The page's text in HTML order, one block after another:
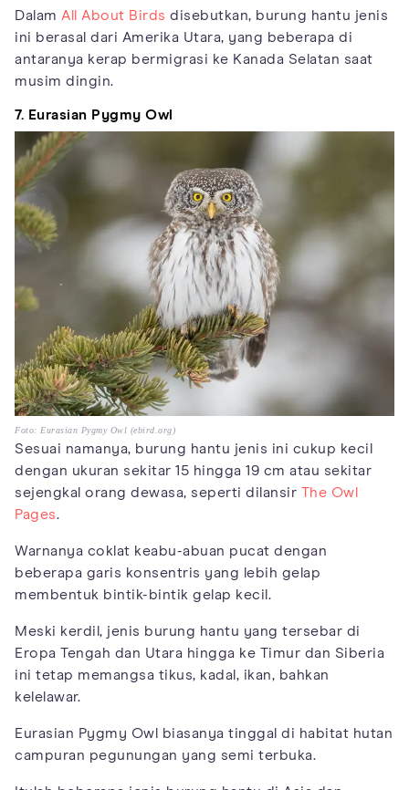
Dalam All About Birds disebutkan, burung hantu jenis
ini berasal dari Amerika Utara, yang beberapa di
antaranya kerap bermigrasi ke Kanada Selatan saat
musim dingin.
7. Eurasian Pygmy Owl
Foto: Eurasian Pygmy Owl (ebird.org)
Sesuai namanya, burung hantu jenis ini cukup kecil
dengan ukuran sekitar 15 hingga 19 cm atau sekitar
sejengkal orang dewasa, seperti dilansir The Owl
Pages.
Warnanya coklat keabu-abuan pucat dengan
beberapa garis konsentris yang lebih gelap
membentuk bintik-bintik gelap kecil.
Meski kerdil, jenis burung hantu yang tersebar di
Eropa Tengah dan Utara hingga ke Timur dan Siberia
ini tetap memangsa tikus, kadal, ikan, bahkan
kelelawar.
Eurasian Pygmy Owl biasanya tinggal di habitat hutan
campuran pegunungan yang semi terbuka.